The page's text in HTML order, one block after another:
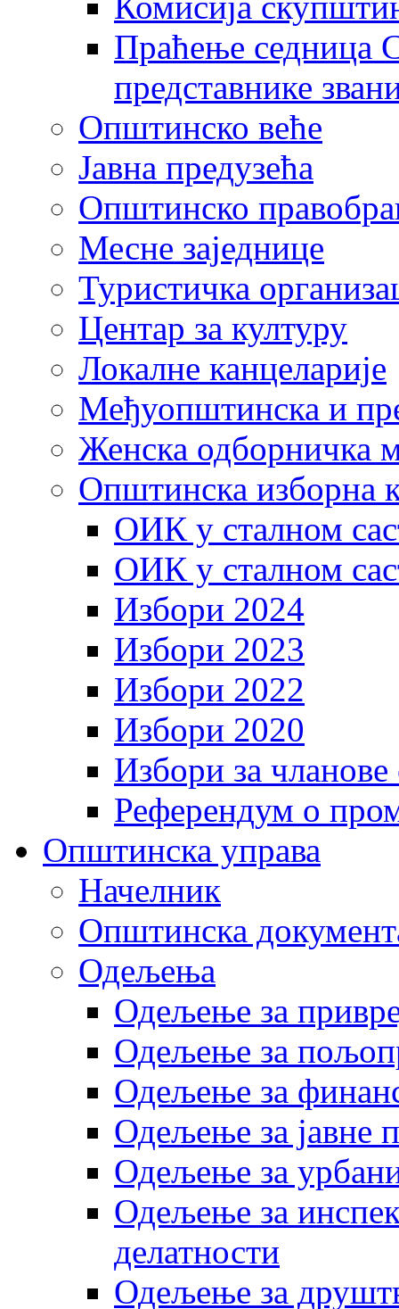
Праћење седница
представнике
Општинско веће
Јавна предузећа
Општинско
Месне заједнице
Туристичка
Центaр за културу
Локалне канцеларије
Међуопштинска и
Женска одборничка
Општинска изборна
ОИК у сталном
ОИК у сталном
Избори 2024
Избори 2023
Избори 2022
Избори 2020
Избори за
Референдум о
Општинска управа
Начелник
Општинска
Одељења
Одељење за
Одељење за
Одељење за
Одељење за јавне
Одељење за
Одељење за
делатности
Одељење за